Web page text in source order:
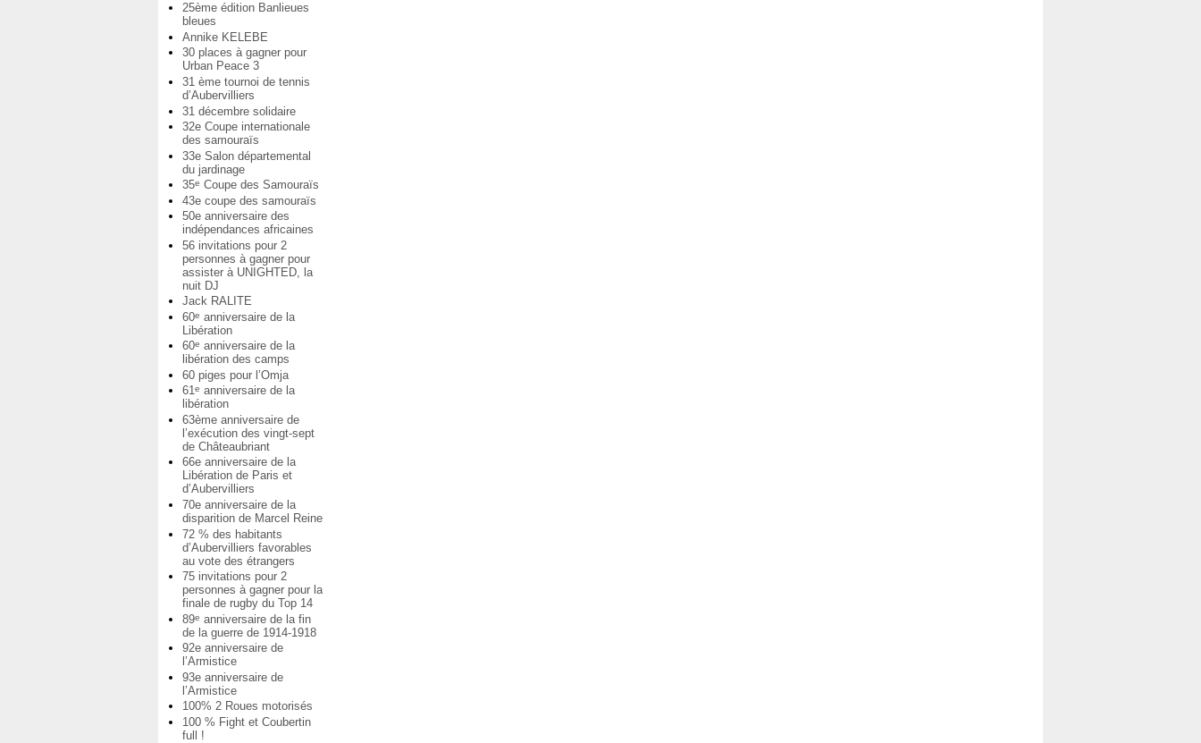
25ème édition Banlieues
bleues
Annike KELEBE
30 places à gagner pour
Urban Peace 3
31 ème tournoi de tennis
d’Aubervilliers
31 décembre solidaire
32e Coupe internationale
des samouraïs
33e Salon départemental
du jardinage
35e Coupe des Samouraïs
43e coupe des samouraïs
50e anniversaire des
indépendances africaines
56 invitations pour 2
personnes à gagner pour
assister à UNIGHTED, la
nuit DJ
Jack RALITE
60e anniversaire de la
Libération
60e anniversaire de la
libération des camps
60 piges pour l’Omja
61e anniversaire de la
libération
63ème anniversaire de
l’exécution des vingt-sept
de Châteaubriant
66e anniversaire de la
Libération de Paris et
d’Aubervilliers
70e anniversaire de la
disparition de Marcel Reine
72 % des habitants
d’Aubervilliers favorables
au vote des étrangers
75 invitations pour 2
personnes à gagner pour la
finale de rugby du Top 14
89e anniversaire de la fin
de la guerre de 1914-1918
92e anniversaire de
l’Armistice
93e anniversaire de
l’Armistice
100% 2 Roues motorisés
100 % Fight et Coubertin
full !